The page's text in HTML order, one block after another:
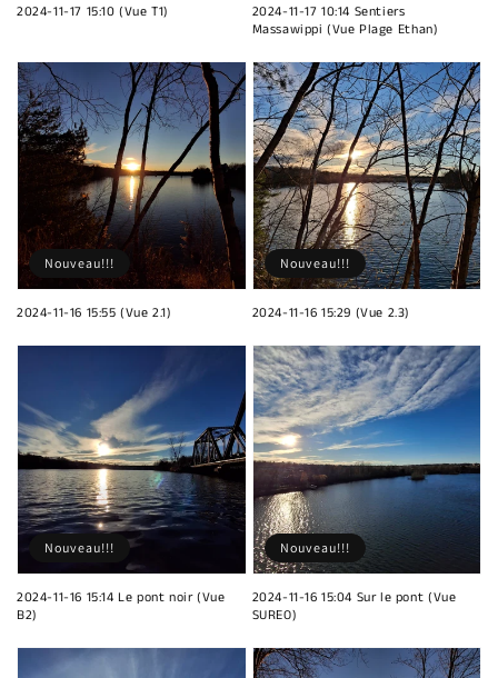
2024-11-17 15:10 (Vue T1)
2024-11-17 10:14 Sentiers
Massawippi (Vue Plage Ethan)
2024-11-16 15:55 (Vue 2.1)
Nouveau!!!
2024-11-16 15:29 (Vue 2.3)
Nouveau!!!
2024-11-16 15:14 Le pont noir (Vue
B2)
Nouveau!!!
2024-11-16 15:04 Sur le pont (Vue
SUREO)
Nouveau!!!